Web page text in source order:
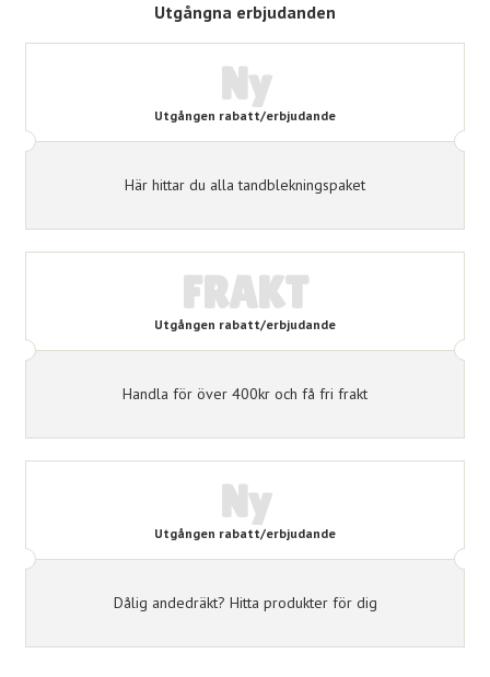
Utgångna erbjudanden
Ny
Utgången rabatt/erbjudande
Här hittar du alla tandblekningspaket
FRAKT
Utgången rabatt/erbjudande
Handla för över 400kr och få fri frakt
Ny
Utgången rabatt/erbjudande
Dålig andedräkt? Hitta produkter för dig